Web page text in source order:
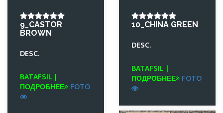
9_CASTOR
BROWN
DESC.
BATAFSIL |
ПОДРОБНЕЕ
FOTO
10_CHINA GREEN
DESC.
BATAFSIL |
ПОДРОБНЕЕ
FOTO